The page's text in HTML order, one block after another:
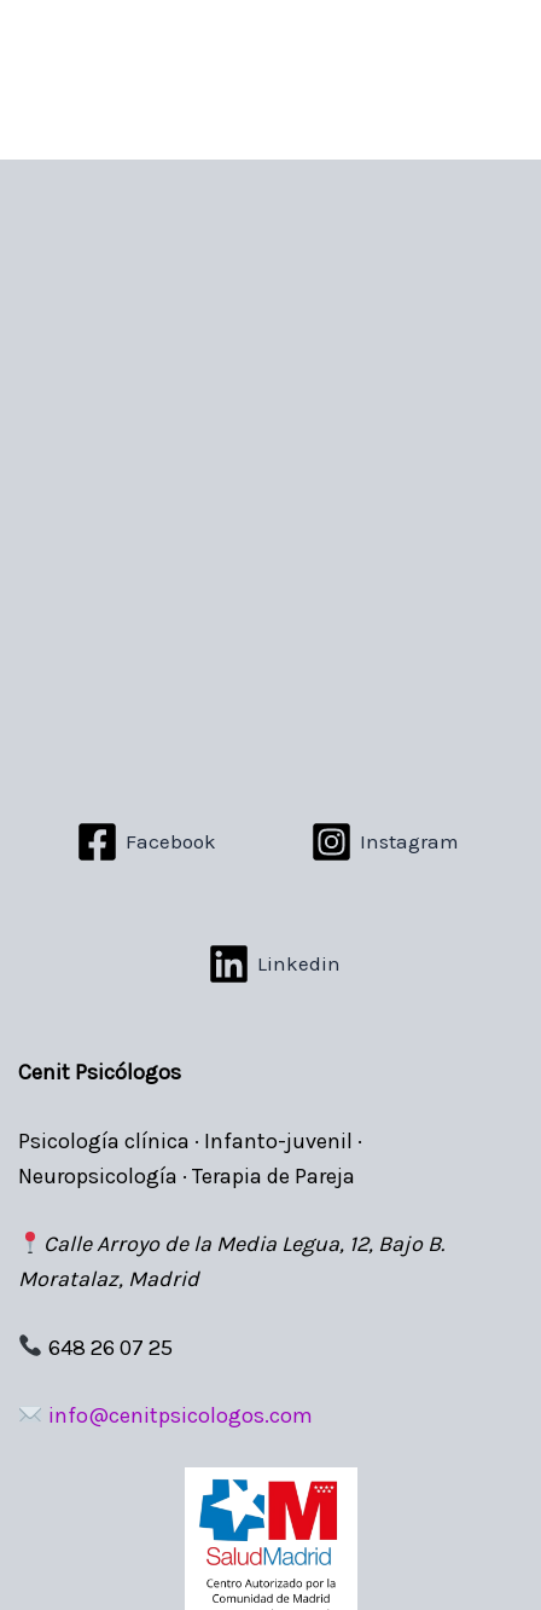
Facebook Instagram
Linkedin
Cenit Psicólogos
Psicología clínica · Infanto-juvenil ·
Neuropsicología · Terapia de Pareja
Calle Arroyo de la Media Legua, 12, Bajo B.
Moratalaz, Madrid
648 26 07 25
info@cenitpsicologos.com